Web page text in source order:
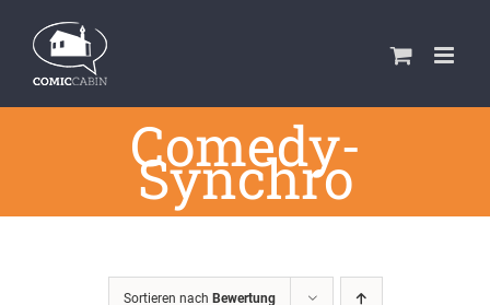
Inhalt
springen
Comedy-
Synchro
Sortieren nach Bewertung